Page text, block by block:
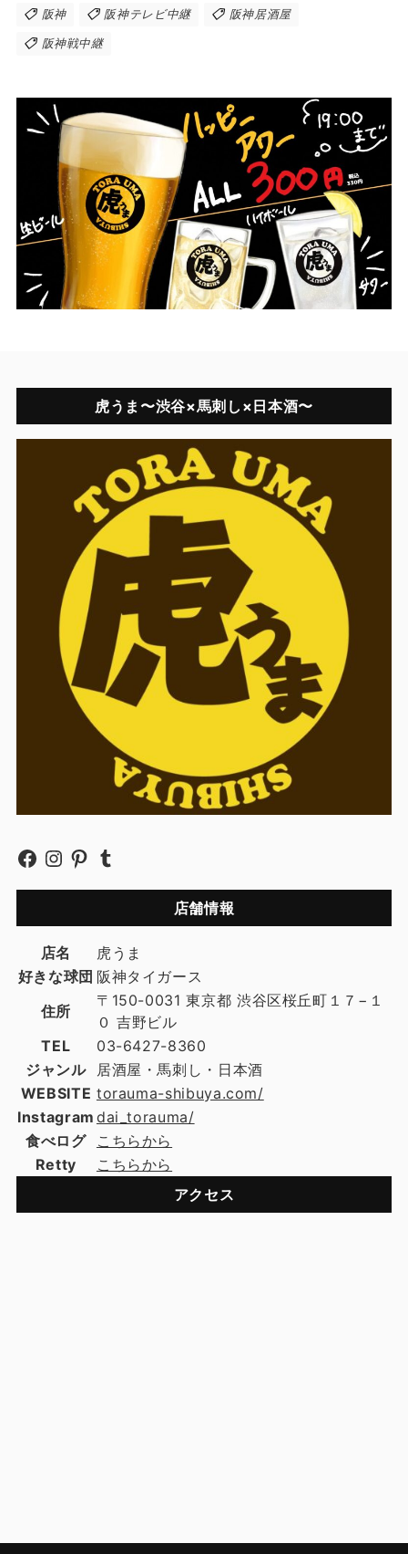
阪神 阪神テレビ中継 阪神居酒屋
阪神戦中継
虎うま〜渋谷×馬刺し×日本酒〜
店舗情報
店名
虎うま
好きな球団 阪神タイガース
住所
〒150-0031 東京都 渋谷区桜丘町１７−１
０ 吉野ビル
TEL
03-6427-8360
ジャンル
居酒屋・馬刺し・日本酒
WEBSITE torauma-shibuya.com/
Instagram dai_torauma/
食べログ
こちらから
Retty
こちらから
アクセス